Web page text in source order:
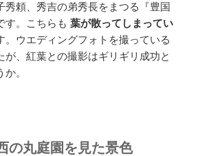
秀頼、秀吉の弟秀長をまつる『豊国
す。こちらも 葉が散ってしまってい
。ウエディングフォトを撮っている
が、紅葉との撮影はギリギリ成功と
。
の丸庭園を見た景色